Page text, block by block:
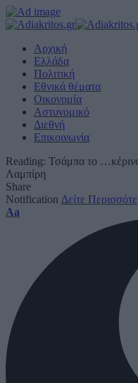
Αρχική
Ελλάδα
Πολιτική
Εθνικά θέματα
Οικονομία
Αστυνομικό
Διεθνή
Επικοινωνία
Reading: Τσάμπα το
Λαμπίρη
Share
Notification Δείτε
Font
Aa